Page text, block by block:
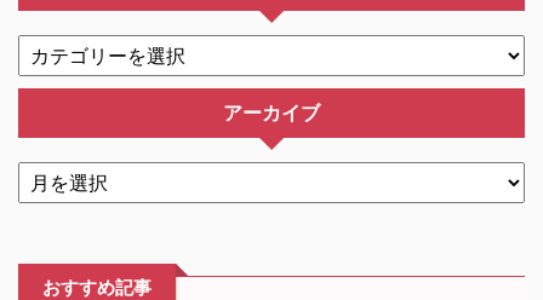
アーカイブ
おすすめ記事